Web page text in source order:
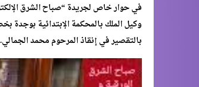
في حوار خاص لجريدة “صباح الشرق
وكيل الملك بالمحكمة الإبتدائية
بالتقصير في إنقاذ المرحوم محمد الجمالي.